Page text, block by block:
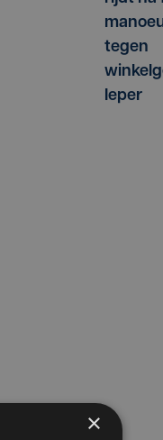
tegen
Ieper
×